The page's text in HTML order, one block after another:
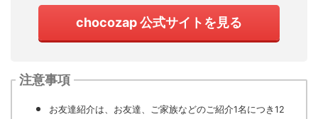
chocozap 公式サイトを見る
注意事項
お友達紹介は、お友達、ご家族などのご紹介1名につき12